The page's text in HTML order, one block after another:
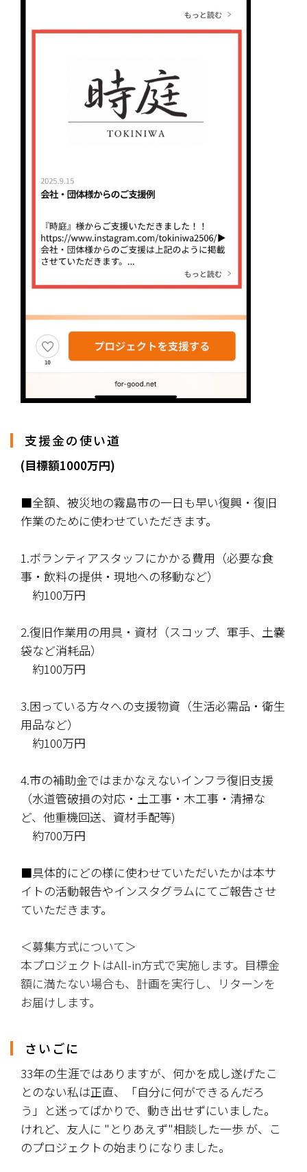
支援金の使い道
(目標額1000万円)
■全額、 被災地の霧島市の一日も早い復興・復旧
作業のために使わせていただきます。
1.ボランティアスタッフにかかる費用（必要な食
事・飲料の提供・現地への移動など）
約100万円
2.復旧作業用の用具・資材（スコップ、軍手、土嚢
袋など消耗品）
約100万円
3.困っている方々への支援物資（生活必需品・衛生
用品など）
約100万円
4.市の補助金ではまかなえないインフラ復旧支援
（水道管破損の対応・土工事・木工事・清掃な
ど、他重機回送、資材手配等)
約700万円
■具体的にどの様に使わせていただいたかは本サ
イトの活動報告やインスタグラムにてご報告させ
ていただきます。
＜募集方式について＞
本プロジェクトはAll-in方式で実施します。目標金
額に満たない場合も、計画を実行し、リターンを
お届けします。
さいごに
33年の生涯ではありますが、何かを成し遂げたこ
とのない私は正直、「自分に何ができるんだろ
う」と迷ってばかりで、動き出せずにいました。
けれど、友人に "とりあえず"相談した一歩 が、こ
のプロジェクトの始まりになりました。